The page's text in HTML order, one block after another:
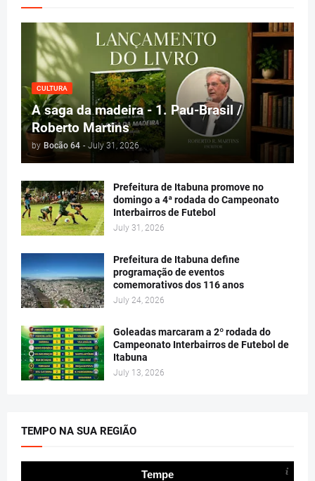
CULTURA
A saga da madeira - 1. Pau-Brasil /
Roberto Martins
by Bocão 64 - July 31, 2026
Prefeitura de Itabuna promove no
domingo a 4ª rodada do Campeonato
Interbairros de Futebol
July 31, 2026
Prefeitura de Itabuna define
programação de eventos
comemorativos dos 116 anos
July 24, 2026
Goleadas marcaram a 2º rodada do
Campeonato Interbairros de Futebol de
Itabuna
July 13, 2026
TEMPO NA SUA REGIÃO
Tempe